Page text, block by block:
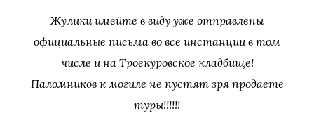
Жулики имейте в виду уже отправлены
официальные письма во все инстанции в том
числе и на Троекуровское кладбище!
Паломников к могиле не пустят зря продаете
туры!!!!!!